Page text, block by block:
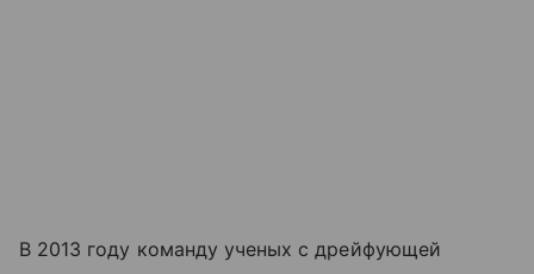
В 2013 году команду ученых с дрейфующей